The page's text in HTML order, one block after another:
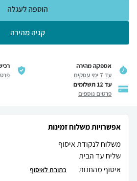
קניה מהירה
הוספה לעגלה
אספקה מהירה
עד 7 ימי עסקים
עד 12 תשלומים
פרטים נוספים
אפשרויות משלוח זמינות
משלוח לנקודת איסוף
שליח עד הבית
איסוף מהחנות
כתובת לאיסוף